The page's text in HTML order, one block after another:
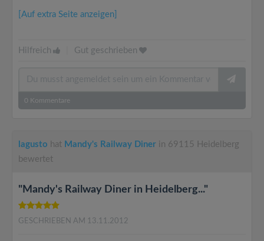
[Auf extra Seite anzeigen]
Hilfreich Gut geschrieben
0 Kommentare
lagusto hat Mandy's Railway Diner in 69115 Heidelberg
bewertet
"Mandy's Railway Diner in Heidelberg..."
GESCHRIEBEN AM 13.11.2012